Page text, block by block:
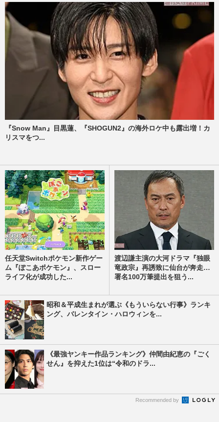
『Snow Man』目黒蓮、『SHOGUN2』の海外ロケ中も露出増！カ
リスマをつ...
任天堂Switchポケモン新作ゲー
ム『ぽこあポケモン』、スロー
ライフ化が成功した...
渡辺謙主演の大河ドラマ『独眼
竜政宗』再誘致に仙台が奔走…
署名100万筆提出を狙う...
昭和＆平成生まれが選ぶ《もういらない行事》ランキ
ング、バレンタイン・ハロウィンを...
《最強ヤンキー作品ランキング》仲間由紀恵の『ごく
せん』を抑えた1位は“令和のドラ...
Recommended by